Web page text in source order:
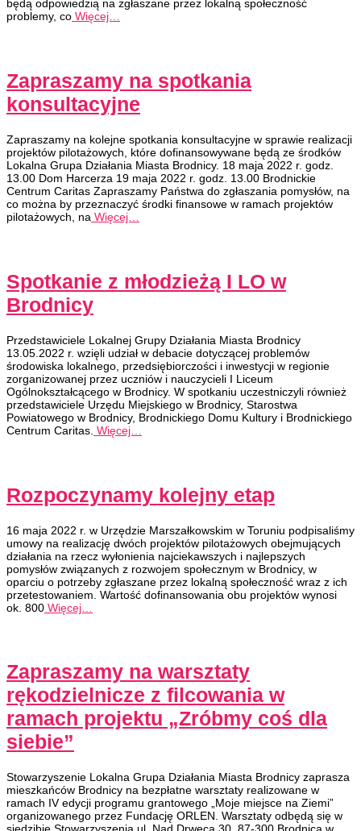
będą odpowiedzią na zgłaszane przez lokalną społeczność
problemy, co Więcej…
Zapraszamy na spotkania
konsultacyjne
Zapraszamy na kolejne spotkania konsultacyjne w sprawie realizacji
projektów pilotażowych, które dofinansowywane będą ze środków
Lokalna Grupa Działania Miasta Brodnicy. 18 maja 2022 r. godz.
13.00 Dom Harcerza 19 maja 2022 r. godz. 13.00 Brodnickie
Centrum Caritas Zapraszamy Państwa do zgłaszania pomysłów, na
co można by przeznaczyć środki finansowe w ramach projektów
pilotażowych, na Więcej…
Spotkanie z młodzieżą I LO w
Brodnicy
Przedstawiciele Lokalnej Grupy Działania Miasta Brodnicy
13.05.2022 r. wzięli udział w debacie dotyczącej problemów
środowiska lokalnego, przedsiębiorczości i inwestycji w regionie
zorganizowanej przez uczniów i nauczycieli I Liceum
Ogólnokształcącego w Brodnicy. W spotkaniu uczestniczyli również
przedstawiciele Urzędu Miejskiego w Brodnicy, Starostwa
Powiatowego w Brodnicy, Brodnickiego Domu Kultury i Brodnickiego
Centrum Caritas. Więcej…
Rozpoczynamy kolejny etap
16 maja 2022 r. w Urzędzie Marszałkowskim w Toruniu podpisaliśmy
umowy na realizację dwóch projektów pilotażowych obejmujących
działania na rzecz wyłonienia najciekawszych i najlepszych
pomysłów związanych z rozwojem społecznym w Brodnicy, w
oparciu o potrzeby zgłaszane przez lokalną społeczność wraz z ich
przetestowaniem. Wartość dofinansowania obu projektów wynosi
ok. 800 Więcej…
Zapraszamy na warsztaty
rękodzielnicze z filcowania w
ramach projektu „Zróbmy coś dla
siebie”
Stowarzyszenie Lokalna Grupa Działania Miasta Brodnicy zaprasza
mieszkańców Brodnicy na bezpłatne warsztaty realizowane w
ramach IV edycji programu grantowego „Moje miejsce na Ziemi”
organizowanego przez Fundację ORLEN. Warsztaty odbędą się w